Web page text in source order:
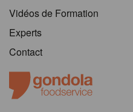
Vidéos de Formation
Experts
Contact